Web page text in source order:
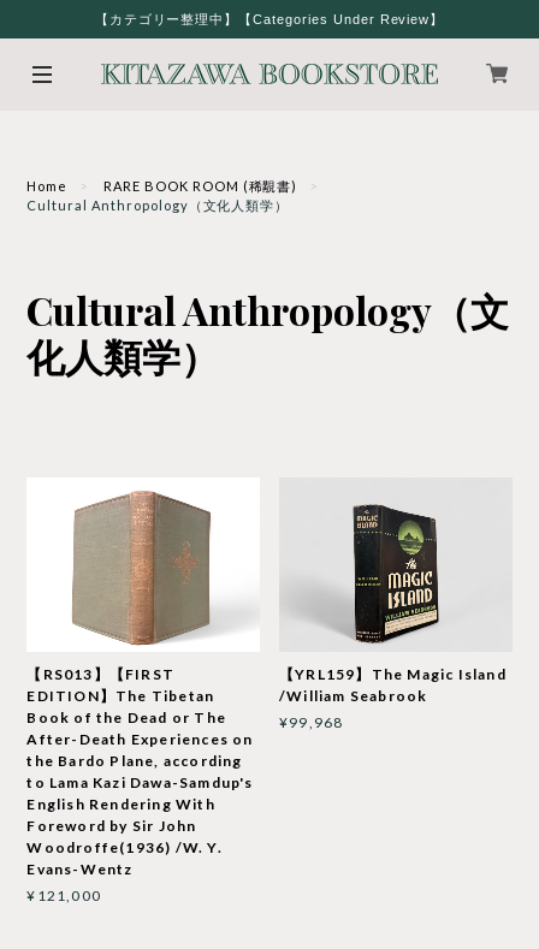
【カテゴリー整理中】【Categories Under Review】
Home
RARE BOOK ROOM (稀覯書)
Cultural Anthropology（文化人類学）
Cultural Anthropology（文
化人類学）
【RS013】【FIRST
EDITION】The Tibetan
Book of the Dead or The
After-Death Experiences on
the Bardo Plane, according
to Lama Kazi Dawa-Samdup's
English Rendering With
Foreword by Sir John
Woodroffe(1936) /W. Y.
Evans-Wentz
¥121,000
【YRL159】The Magic Island
/William Seabrook
¥99,968